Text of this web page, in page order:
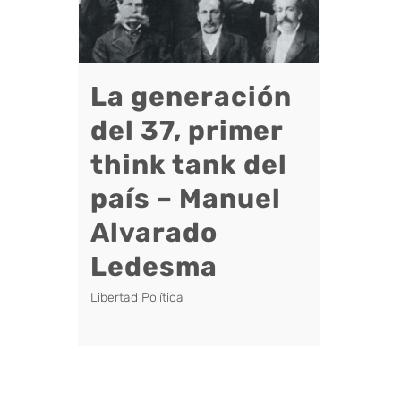
La generación
del 37, primer
think tank del
país – Manuel
Alvarado
Ledesma
Libertad Política